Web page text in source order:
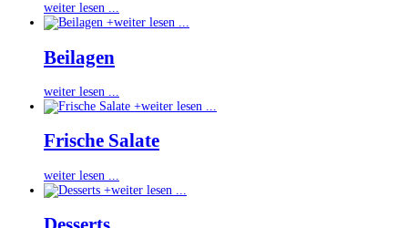
weiter lesen ...
+weiter lesen ...
Beilagen
weiter lesen ...
+weiter lesen ...
Frische Salate
weiter lesen ...
+weiter lesen ...